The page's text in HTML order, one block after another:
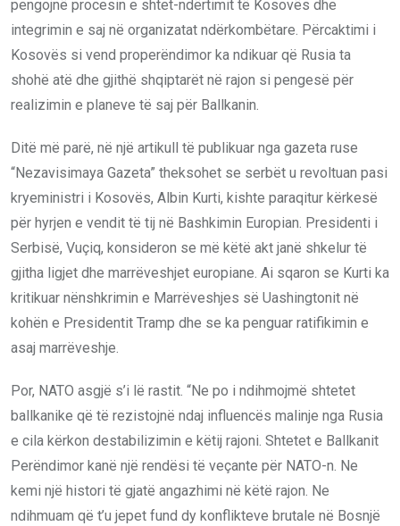
pengojnë procesin e shtet-ndërtimit të Kosovës dhe
integrimin e saj në organizatat ndërkombëtare. Përcaktimi i
Kosovës si vend properëndimor ka ndikuar që Rusia ta
shohë atë dhe gjithë shqiptarët në rajon si pengesë për
realizimin e planeve të saj për Ballkanin.
Ditë më parë, në një artikull të publikuar nga gazeta ruse
“Nezavisimaya Gazeta” theksohet se serbët u revoltuan pasi
kryeministri i Kosovës, Albin Kurti, kishte paraqitur kërkesë
për hyrjen e vendit të tij në Bashkimin Europian. Presidenti i
Serbisë, Vuçiq, konsideron se më këtë akt janë shkelur të
gjitha ligjet dhe marrëveshjet europiane. Ai sqaron se Kurti ka
kritikuar nënshkrimin e Marrëveshjes së Uashingtonit në
kohën e Presidentit Tramp dhe se ka penguar ratifikimin e
asaj marrëveshje.
Por, NATO asgjë s’i lë rastit. “Ne po i ndihmojmë shtetet
ballkanike që të rezistojnë ndaj influencës malinje nga Rusia
e cila kërkon destabilizimin e këtij rajoni. Shtetet e Ballkanit
Perëndimor kanë një rendësi të veçante për NATO-n. Ne
kemi një histori të gjatë angazhimi në këtë rajon. Ne
ndihmuam që t’u jepet fund dy konflikteve brutale në Bosnjë